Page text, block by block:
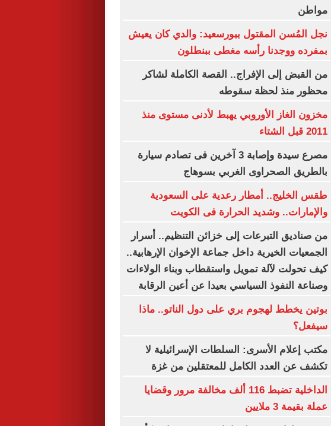
مواطن
نجل المُسن المقتول ببورسعيد: والدي كان يعيش
بمفرده ووجدنا رأسه مغطى ببنطلون
من القبض إلى الإفراج.. القصة الكاملة لشاكر
محظور منذ لحظة سقوطه
مخزون الغاز الأوروبي يهبط لأدنى مستوى منذ
2011 قبل الشتاء
مصرع سيدة وإصابة 3 آخرين فى تصادم سيارة
بالطريق الصحراوى الغربي بسوهاج
طقس الخليج.. أمطار رعدية على السعودية
والإمارات.. وشديد الحرارة فى الكويت
من صناديق التبرعات إلى خزائن التنظيم.. أسرار
الجمعيات الخيرية داخل جماعة الإخوان الإرهابية..
كيف تحولت لآلة تمويل واستقطاب وبناء الولاءات
وصناعة النفوذ السياسي بعيدا عن أعين الرقابة
بوتين يخطط لهجوم بري على دول الناتو.. ماذا
سيفعل؟
مكتب إعلام الأسرى: السلطات الإسرائيلية لا
تكشف عن العدد الكامل للمعتقلين من غزة
الداخلية تضبط 116 ألف مخالفة مرور وقضايا
عملة بقيمة 3 ملايين